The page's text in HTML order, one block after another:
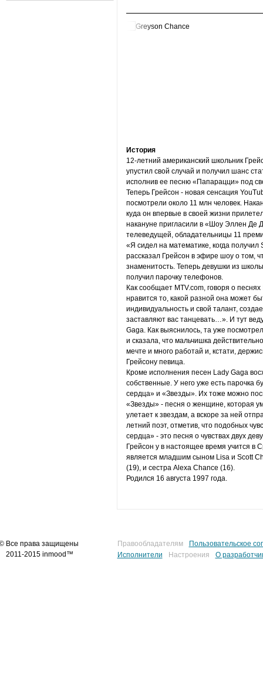
История
12-летний американский школьник
упустил свой случай и получил шанс
исполнив ее песню «Папарацци» под
Теперь Грейсон - новая сенсация
посмотрели около 11 млн человек.
куда он впервые в своей жизни
накануне пригласили в «Шоу Эллен Де
телеведущей, обладательницы 11
«Я сидел на математике, когда
рассказал Грейсон в эфире шоу о том,
знаменитость. Теперь девушки из
получил парочку телефонов.
Как сообщает MTV.com, говоря о
нравится то, какой разной она может
индивидуальность и свой талант,
заставляют вас танцевать…». И тут
Gaga. Как выяснилось, та уже
и сказала, что мальчишка
мечте и много работай и, кстати,
Грейсону певица.
Кроме исполнения песен Lady Gaga
собственные. У него уже есть парочка
сердца» и «Звезды». Их тоже можно
«Звезды» - песня о женщине, которая
улетает к звездам, а вскоре за ней
летний поэт, отметив, что подобных
сердца» - это песня о чувствах двух
Грейсон у в настоящее время учится
является младшим сыном Lisa и Scott
(19), и сестра Alexa Chance (16).
Родился 16 августа 1997 года.
Все права защищены
2011-2015 inmood™
Правообладателям
Пользовательское
Исполнители
Настроения О